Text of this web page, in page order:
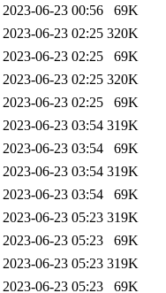
2023-06-23 00:56
69K
2023-06-23 02:25 320K
2023-06-23 02:25
69K
2023-06-23 02:25 320K
2023-06-23 02:25
69K
2023-06-23 03:54 319K
2023-06-23 03:54
69K
2023-06-23 03:54 319K
2023-06-23 03:54
69K
2023-06-23 05:23 319K
2023-06-23 05:23
69K
2023-06-23 05:23 319K
2023-06-23 05:23
69K